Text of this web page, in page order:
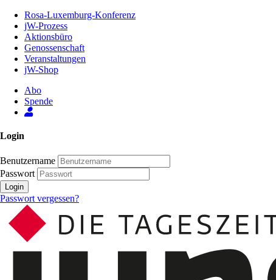
Inhalt
Seite
Rosa-Luxemburg-Konferenz
jW-Prozess
Aktionsbüro
Genossenschaft
Veranstaltungen
jW-Shop
Abo
Spende
Login
Benutzername
Passwort
Login
Passwort vergessen?